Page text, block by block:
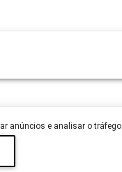
©
anúncios e analisar o